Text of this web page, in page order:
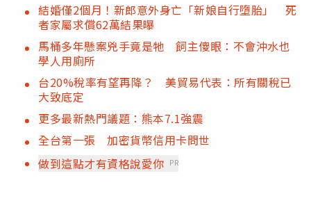
結婚僅2個月！新郎意外身亡「新娘自行墮胎」 死
者家屬求償62萬結果曝
馬桶多年懸案兇手竟是牠 飼主傻眼：不會沖水也
學人用廁所
台20%稅率有望再降？ 美貿易代表：所有關稅已
大致底定
更多最新熱門議題：熊本7.1強震
全台第一張 加密貨幣信用卡問世
做到這點才有資格說愛你 PR